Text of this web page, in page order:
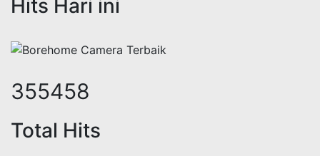
Hits Hari ini
436502
Total Hits